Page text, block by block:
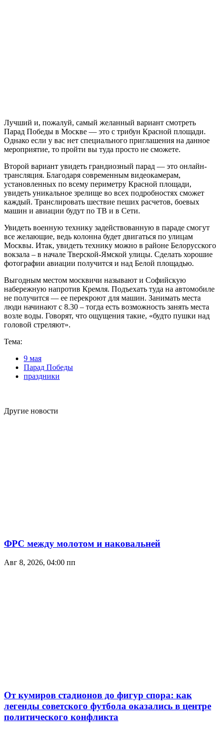
Лучший и, пожалуй, самый желанный вариант смотреть
Парад Победы в Москве — это с трибун Красной площади.
Однако если у вас нет специального приглашения на данное
мероприятие, то пройти вы туда просто не сможете.
Второй вариант увидеть грандиозный парад — это онлайн-
трансляция. Благодаря современным видеокамерам,
установленных по всему периметру Красной площади,
увидеть уникальное зрелище во всех подробностях сможет
каждый. Транслировать шествие пеших расчетов, боевых
машин и авиации будут по ТВ и в Сети.
Увидеть военную технику задействованную в параде смогут
все желающие, ведь колонна будет двигаться по улицам
Москвы. Итак, увидеть технику можно в районе Белорусского
вокзала – в начале Тверской-Ямской улицы. Сделать хорошие
фотографии авиации получится и над Белой площадью.
Выгодным местом москвичи называют и Софийскую
набережную напротив Кремля. Подъехать туда на автомобиле
не получится — ее перекроют для машин. Занимать места
люди начинают с 8.30 – тогда есть возможность занять места
возле воды. Говорят, что ощущения такие, «будто пушки над
головой стреляют».
Тема:
9 мая
Парад Победы
праздники
Другие новости
ФРС между молотом и наковальней
Авг 8, 2026, 04:00 пп
От кумиров стадионов до фигур спора: как
легенды советского футбола оказались в центре
политического конфликта